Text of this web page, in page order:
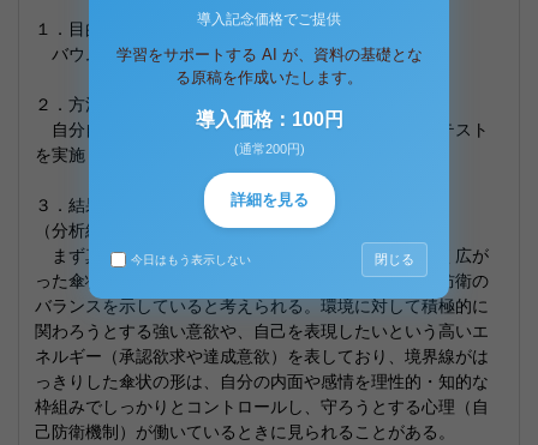
１．目的
バウムテストを体験し、自己分析を行う。
２．方法
自分自身を被験者とし、尺度／投影法であるバウムテスト
を実施し、解釈を行った。
３．結果と考察
（分析結果）
まず真っ先に目につく特徴は「画面を覆うほど大きく広が
った傘状の樹冠」である。これは、高い活動性と自己防衛の
バランスを示していると考えられる。環境に対して積極的に
関わろうとする強い意欲や、自己を表現したいという高いエ
ネルギー（承認欲求や達成意欲）を表しており、境界線がは
っきりした傘状の形は、自分の内面や感情を理性的・知的な
枠組みでしっかりとコントロールし、守ろうとする心理（自
己防衛機制）が働いているときに見られることがある。
導入記念価格でご提供
学習をサポートする AI が、資料の基礎とな
る原稿を作成いたします。
導入価格：100円
(通常200円)
詳細を見る
今日はもう表示しない 閉じる